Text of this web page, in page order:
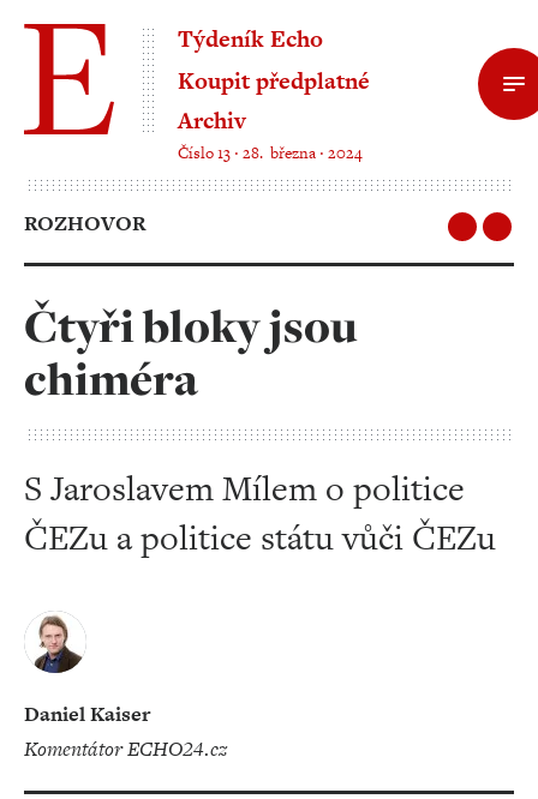
Týdeník Echo
Koupit předplatné
Archiv
Číslo 13 ‧ 28. března ‧ 2024
ROZHOVOR
Čtyři bloky jsou
chiméra
S Jaroslavem Mílem o politice
ČEZu a politice státu vůči ČEZu
Daniel Kaiser
komentátor ECHO24.cz